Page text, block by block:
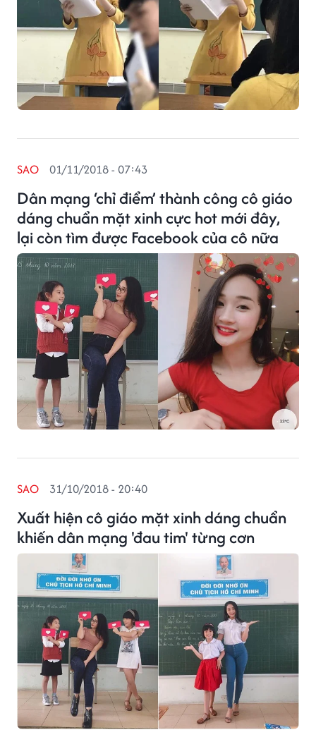
Dân mạng ‘chỉ điểm’ thành công cô giáo
dáng chuẩn mặt xinh cực hot mới đây,
lại còn tìm được Facebook của cô nữa
SAO 01/11/2018 - 07:43
Xuất hiện cô giáo mặt xinh dáng chuẩn
khiến dân mạng 'đau tim' từng cơn
SAO 31/10/2018 - 20:40